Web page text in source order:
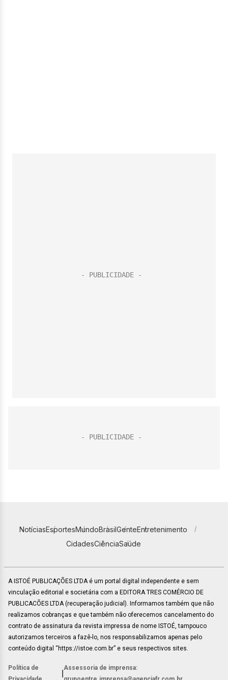
NotíciasEsportesMundoBrasilGenteEntretenimento
CidadesCiênciaSaúde
A ISTOÉ PUBLICAÇÕES LTDA é um portal digital independente e sem
vinculação editorial e societária com a EDITORA TRES COMÉRCIO DE
PUBLICACÕES LTDA (recuperação judicial). Informamos também que não
realizamos cobranças e que também não oferecemos cancelamento do
contrato de assinatura da revista impressa de nome ISTOÉ, tampouco
autorizamos terceiros a fazê-lo, nos responsabilizamos apenas pelo
conteúdo digital “https://istoe.com.br” e seus respectivos sites.
Política de
Assessoria de imprensa: